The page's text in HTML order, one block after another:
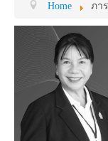
หน่วยงาน
ดาวน์โหลด
ข้อมูลการ
Home ภา